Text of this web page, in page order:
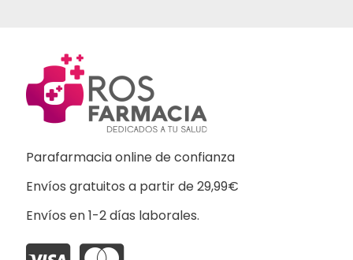
Parafarmacia online de confianza
Envíos gratuitos a partir de 29,99€
Envíos en 1-2 días laborales.